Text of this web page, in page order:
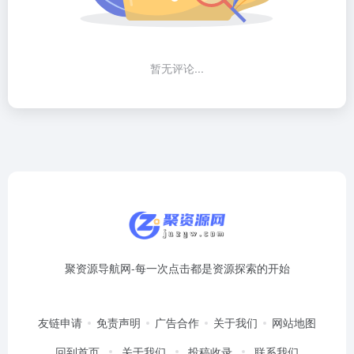
暂无评论...
聚资源导航网-每一次点击都是资源探索的开始
友链申请 免责声明 广告合作 关于我们
网站地图